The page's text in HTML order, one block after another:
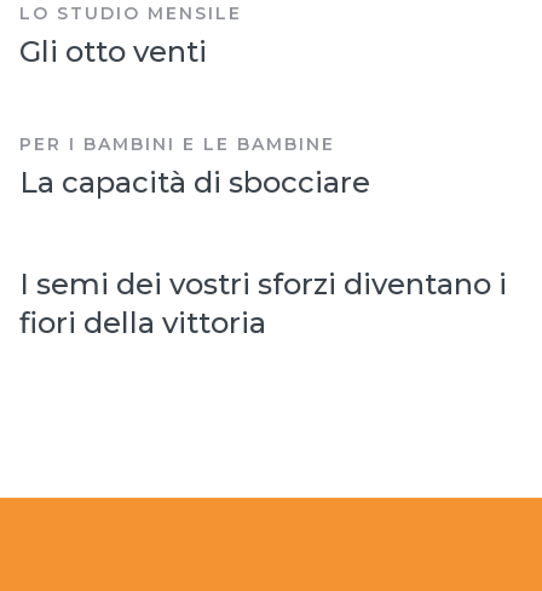
LO STUDIO MENSILE
Gli otto venti
PER I BAMBINI E LE BAMBINE
La capacità di sbocciare
I semi dei vostri sforzi diventano i
fiori della vittoria